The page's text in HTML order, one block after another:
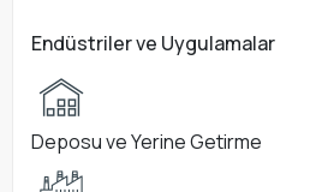
Endüstriler ve Uygulamalar
Deposu ve Yerine Getirme